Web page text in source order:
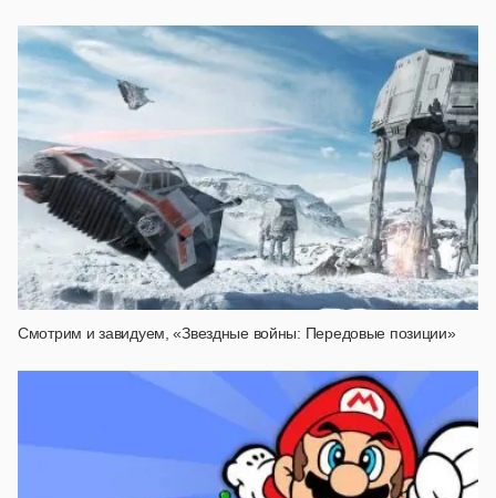
Смотрим и завидуем, «Звездные войны: Передовые позиции»